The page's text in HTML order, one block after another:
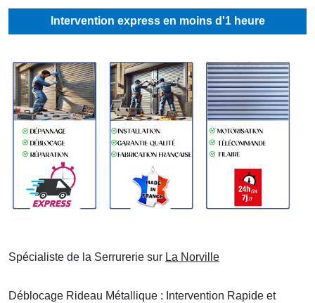
Intervention express en moins d'1 heure
Spécialiste de la Serrurerie sur La Norville
Déblocage Rideau Métallique : Intervention Rapide et